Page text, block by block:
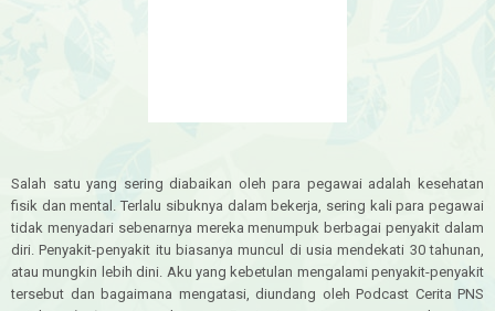
Salah satu yang sering diabaikan oleh para pegawai adalah kesehatan
fisik dan mental. Terlalu sibuknya dalam bekerja, sering kali para pegawai
tidak menyadari sebenarnya mereka menumpuk berbagai penyakit dalam
diri. Penyakit-penyakit itu biasanya muncul di usia mendekati 30 tahunan,
atau mungkin lebih dini. Aku yang kebetulan mengalami penyakit-penyakit
tersebut dan bagaimana mengatasi, diundang oleh Podcast Cerita PNS